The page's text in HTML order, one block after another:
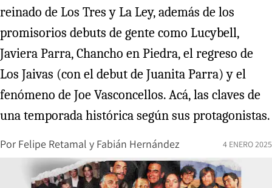
reinado de Los Tres y La Ley, además de los
promisorios debuts de gente como Lucybell,
Javiera Parra, Chancho en Piedra, el regreso de
Los Jaivas (con el debut de Juanita Parra) y el
fenómeno de Joe Vasconcellos. Acá, las claves de
una temporada histórica según sus protagonistas.
Por Felipe Retamal y Fabián Hernández 4 ENERO 2025